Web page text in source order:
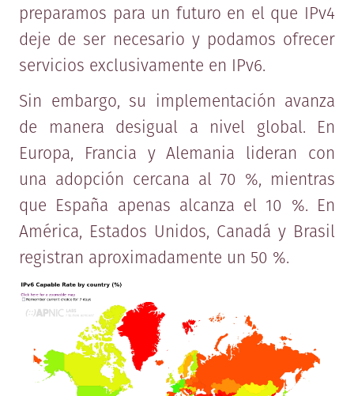
preparamos para un futuro en el que IPv4
deje de ser necesario y podamos ofrecer
servicios exclusivamente en IPv6.
Sin embargo, su implementación avanza
de manera desigual a nivel global. En
Europa, Francia y Alemania lideran con
una adopción cercana al 70 %, mientras
que España apenas alcanza el 10 %. En
América, Estados Unidos, Canadá y Brasil
registran aproximadamente un 50 %.